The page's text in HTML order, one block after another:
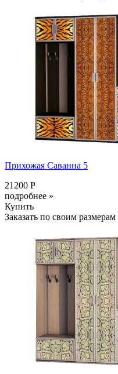
Прихожая Саванна 5
21200 Р
подробнее »
Купить
Заказать по своим размерам